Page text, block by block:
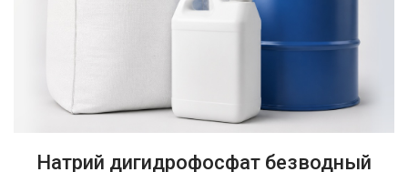
Натрий дигидрофосфат безводный